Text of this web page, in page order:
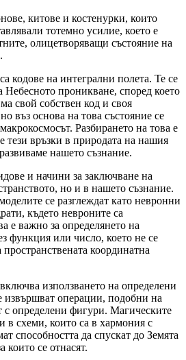
кодове на интегрални полета. Те се
Небесното проникване, според което
свой собствен код и своя
въз основа на това състояние се
Разбирането на това е
тези връзки в природата на нашия
нашето съзнание.
и начини за заключване на
но и в нашето съзнание.
се разглеждат като невронни
където невроните са
е важно за определянето на
функция или число, което не се
координатна
използването на определени
извършват операции, подобни на
с определени фигури. Магическите
в схеми, които са в хармония с
способността да спускат до Земята
които се отнасят.